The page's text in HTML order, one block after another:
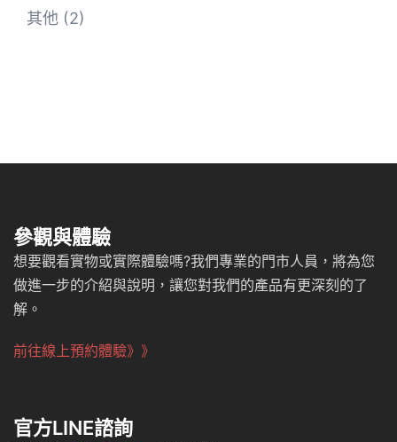
其他 (2)
參觀與體驗
想要觀看實物或實際體驗嗎?我們專業的門市人員，將為您
做進一步的介紹與說明，讓您對我們的產品有更深刻的了
解。
前往線上預約體驗》》
官方LINE諮詢